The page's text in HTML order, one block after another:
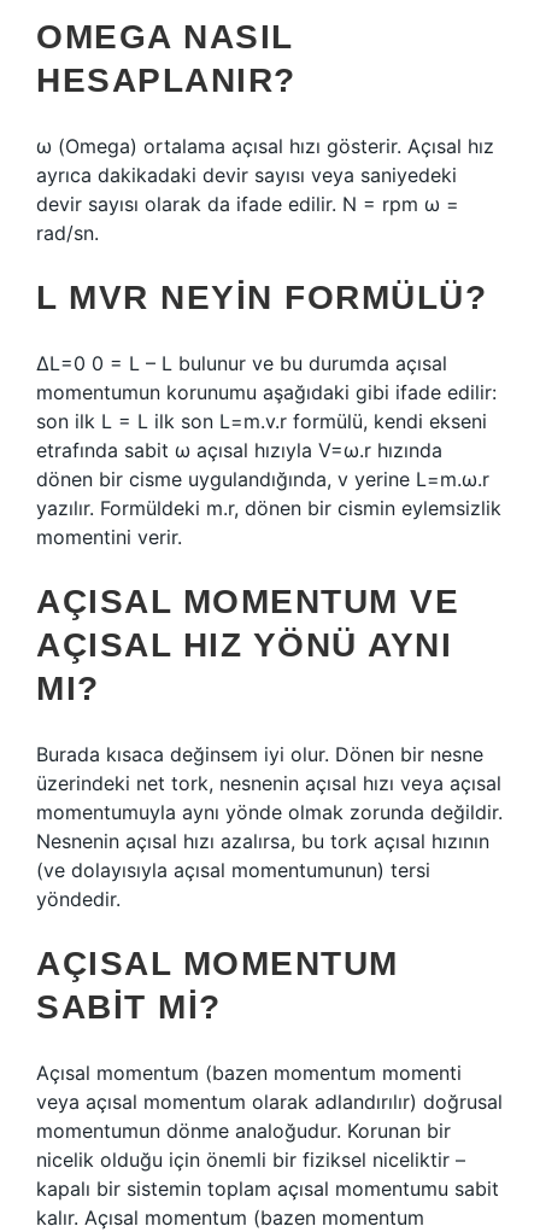
OMEGA NASIL
HESAPLANIR?
ω (Omega) ortalama açısal hızı gösterir. Açısal hız
ayrıca dakikadaki devir sayısı veya saniyedeki
devir sayısı olarak da ifade edilir. N = rpm ω =
rad/sn.
L MVR NEYIN FORMÜLÜ?
ΔL=0 0 = L – L bulunur ve bu durumda açısal
momentumun korunumu aşağıdaki gibi ifade edilir:
son ilk L = L ilk son L=m.v.r formülü, kendi ekseni
etrafında sabit ω açısal hızıyla V=ω.r hızında
dönen bir cisme uygulandığında, v yerine L=m.ω.r
yazılır. Formüldeki m.r, dönen bir cismin eylemsizlik
momentini verir.
AÇISAL MOMENTUM VE
AÇISAL HIZ YÖNÜ AYNI
MI?
Burada kısaca değinsem iyi olur. Dönen bir nesne
üzerindeki net tork, nesnenin açısal hızı veya açısal
momentumuyla aynı yönde olmak zorunda değildir.
Nesnenin açısal hızı azalırsa, bu tork açısal hızının
(ve dolayısıyla açısal momentumunun) tersi
yöndedir.
AÇISAL MOMENTUM
SABIT MI?
Açısal momentum (bazen momentum momenti
veya açısal momentum olarak adlandırılır) doğrusal
momentumun dönme analoğudur. Korunan bir
nicelik olduğu için önemli bir fiziksel niceliktir –
kapalı bir sistemin toplam açısal momentumu sabit
kalır. Açısal momentum (bazen momentum